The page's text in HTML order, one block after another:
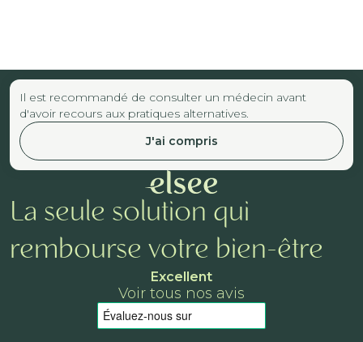
Il est recommandé de consulter un médecin avant
d'avoir recours aux pratiques alternatives.
J'ai compris
La seule solution qui
rembourse votre bien-être
Excellent
Voir tous nos avis